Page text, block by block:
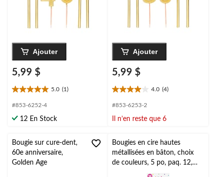
Ajouter
5,99 $
5.0 (1)
5.0
étoile(s)
5.
évaluation
#853-6252-4
12 En Stock
Ajouter
5,99 $
4.0 (4)
4.0
étoile(s)
5.
évaluations
#853-6253-2
Il n’en reste que 6
Bougie sur cure-dent,
60e anniversaire,
Golden Age
Bougies en cire hautes
métallisées en bâton, choix
de couleurs, 5 po, paq. 12,
pour fête d'anniversaire